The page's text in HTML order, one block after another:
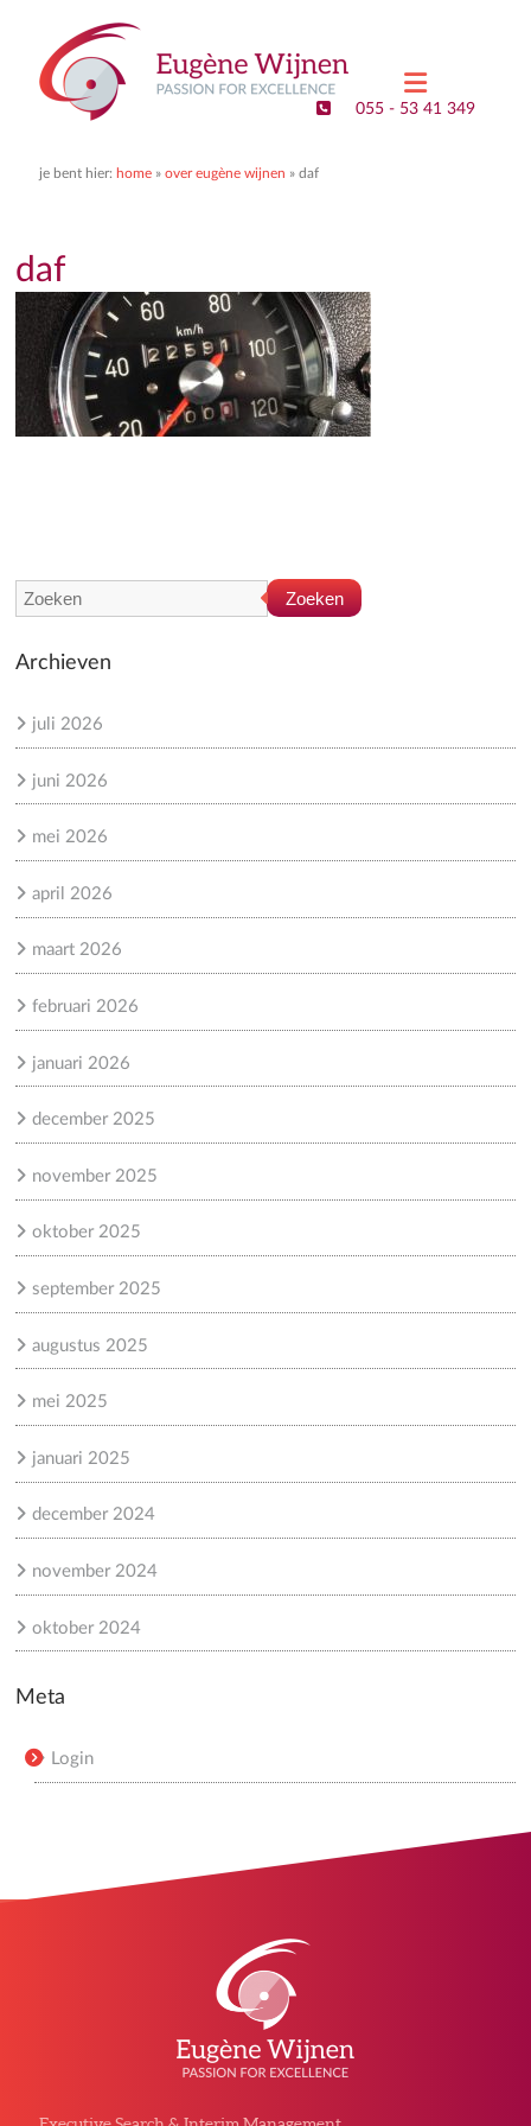
Eugene
Wijnen
Executive
&
Interim
Management
Passion
for
Excellence
055 - 53 41 349
je bent hier: home »over eugène wijnen »daf
daf
Zoeken
Archieven
juli 2026
juni 2026
mei 2026
april 2026
maart 2026
februari 2026
januari 2026
december 2025
november 2025
oktober 2025
september 2025
augustus 2025
mei 2025
januari 2025
december 2024
november 2024
oktober 2024
Meta
Login